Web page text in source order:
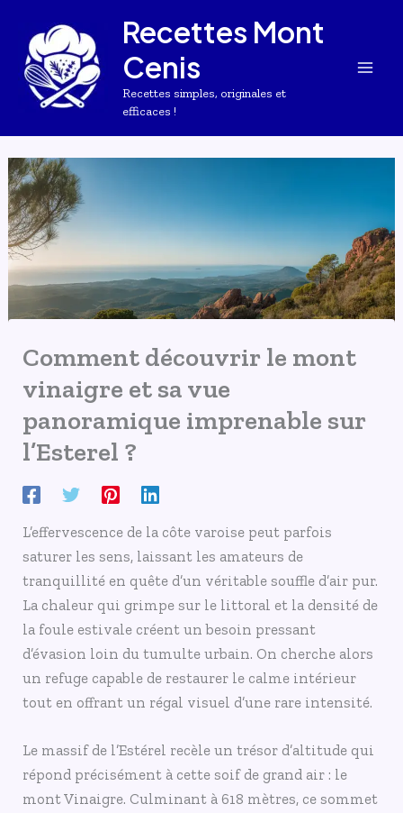
contenu
Recettes Mont
Cenis
Recettes simples, originales et
efficaces !
Comment découvrir le mont
vinaigre et sa vue
panoramique imprenable sur
l’Esterel ?
L’effervescence de la côte varoise peut parfois
saturer les sens, laissant les amateurs de
tranquillité en quête d’un véritable souffle d’air pur.
La chaleur qui grimpe sur le littoral et la densité de
la foule estivale créent un besoin pressant
d’évasion loin du tumulte urbain. On cherche alors
un refuge capable de restaurer le calme intérieur
tout en offrant un régal visuel d’une rare intensité.
Le massif de l’Estérel recèle un trésor d’altitude qui
répond précisément à cette soif de grand air : le
mont Vinaigre. Culminant à 618 mètres, ce sommet